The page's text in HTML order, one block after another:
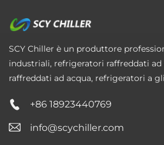
SCY Chiller è un produttore
industriali, refrigeratori raffreddati
raffreddati ad acqua, refrigeratori a
+86 18923440769
info@scychiller.com